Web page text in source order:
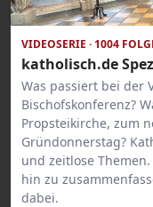
VIDEOSERIE · 1004
katholisch.de
Was passiert bei der
Bischofskonferenz?
Propsteikirche, zum
Gründonnerstag?
und zeitlose
hin zu
dabei.